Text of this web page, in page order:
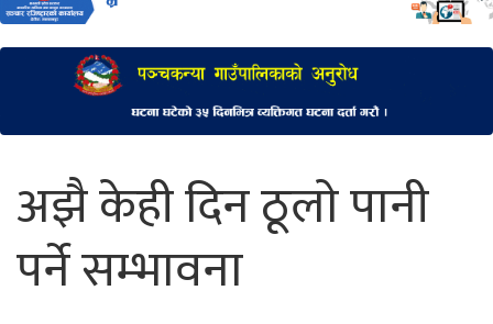
अझै केही दिन ठूलाे पानी
पर्ने सम्भावना